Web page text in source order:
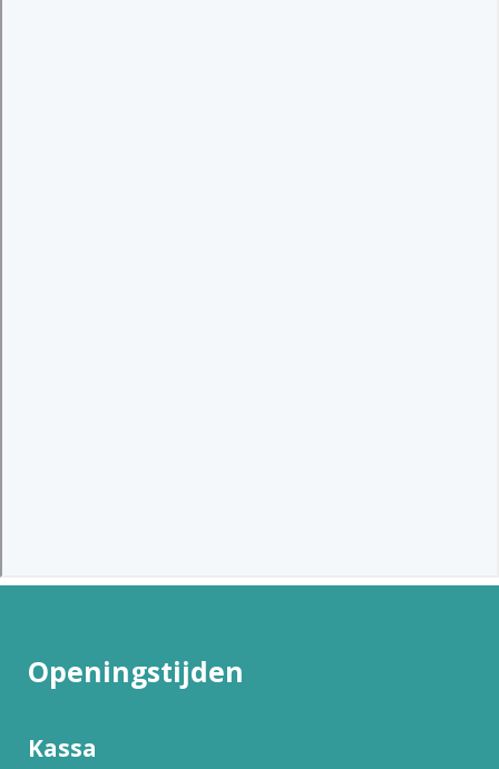
Openingstijden
Kassa